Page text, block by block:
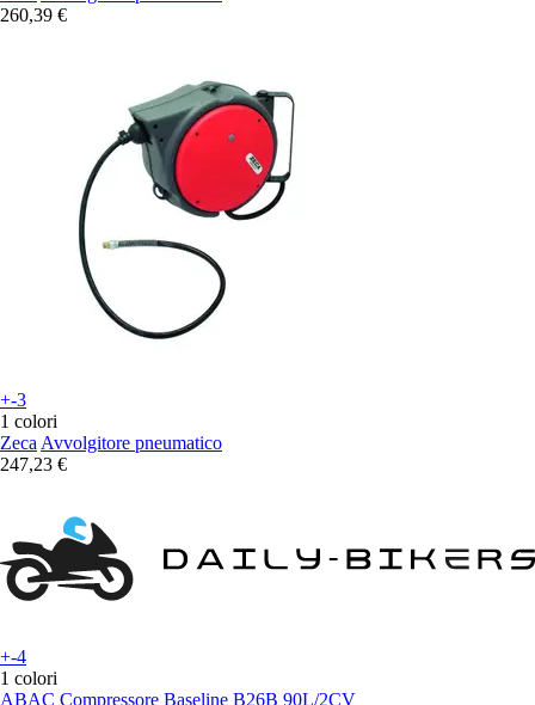
260,39 €
+-3
1 colori
Zeca Avvolgitore pneumatico
247,23 €
+-4
1 colori
ABAC Compressore Baseline B26B 90L/2CV